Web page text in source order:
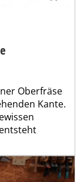
Oberfräse
Kante.